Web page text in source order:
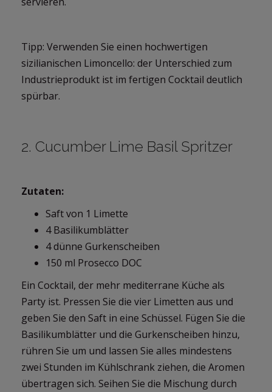
Tipp: Verwenden Sie einen hochwertigen
sizilianischen Limoncello: der Unterschied zum
Industrieprodukt ist im fertigen Cocktail deutlich
spürbar.
2. Cucumber Lime Basil Spritzer
Zutaten:
Saft von 1 Limette
4 Basilikumblätter
4 dünne Gurkenscheiben
150 ml Prosecco DOC
Ein Cocktail, der mehr mediterrane Küche als
Party ist. Pressen Sie die vier Limetten aus und
geben Sie den Saft in eine Schüssel. Fügen Sie die
Basilikumblätter und die Gurkenscheiben hinzu,
rühren Sie um und lassen Sie alles mindestens
zwei Stunden im Kühlschrank ziehen, die Aromen
übertragen sich. Seihen Sie die Mischung durch